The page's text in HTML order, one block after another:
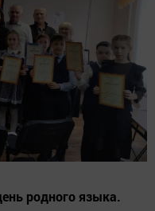
родного языка.